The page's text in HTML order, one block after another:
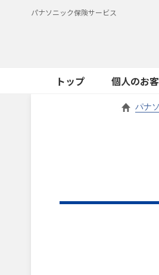
パナソニック保険サービス
トップ 個人のお
パナ